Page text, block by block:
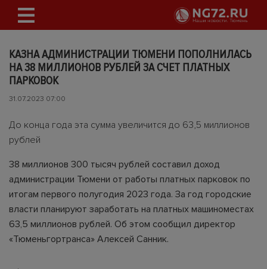
КАЗНА АДМИНИСТРАЦИИ ТЮМЕНИ ПОПОЛНИЛАСЬ
НА 38 МИЛЛИОНОВ РУБЛЕЙ ЗА СЧЕТ ПЛАТНЫХ
ПАРКОВОК
31.07.2023 07:00
До конца года эта сумма увеличится до 63,5 миллионов
рублей
38 миллионов 300 тысяч рублей составил доход
администрации Тюмени от работы платных парковок по
итогам первого полугодия 2023 года. За год городские
власти планируют заработать на платных машиноместах
63,5 миллионов рублей. Об этом сообщил директор
«Тюменьгортранса» Алексей Санник.